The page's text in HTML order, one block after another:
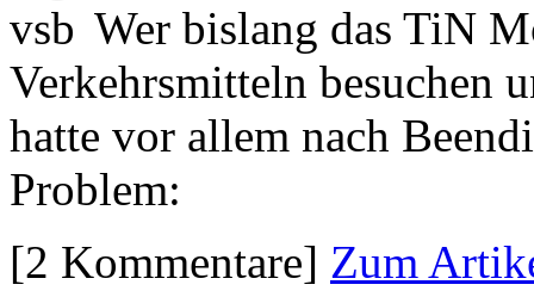
Wer bislang das TiN
Verkehrsmitteln besuchen
hatte vor allem nach
Problem:
[2 Kommentare] Zum